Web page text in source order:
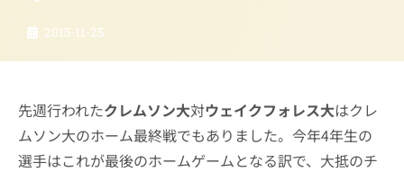
2015-11-25
先週行われたクレムソン大対ウェイクフォレス大はクレ
ムソン大のホーム最終戦でもありました。今年4年生の
選手はこれが最後のホームゲームとなる訳で、大抵のチ